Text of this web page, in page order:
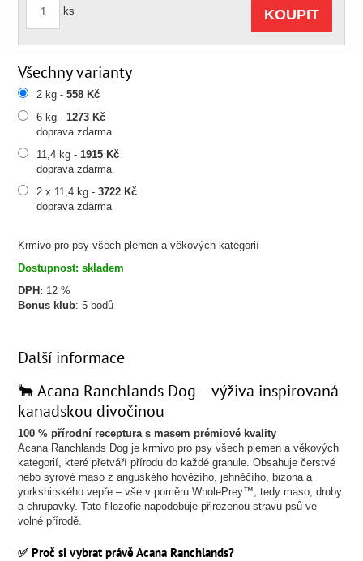
Krmivo pro psy všech plemen a věkových kategorií
Dostupnost: skladem
DPH: 12 %
Bonus klub:5 bodů
ks KOUPIT
Všechny varianty
2 kg -558 Kč
6 kg -1273 Kč
doprava zdarma
11,4 kg -1915 Kč
doprava zdarma
2 x 11,4 kg -3722 Kč
doprava zdarma
Další informace
🐂 Acana Ranchlands Dog – výživa inspirovaná
kanadskou divočinou
100 % přírodní receptura s masem prémiové kvality
Acana Ranchlands Dog je krmivo pro psy všech plemen a věkových
kategorií, které přetváří přírodu do každé granule. Obsahuje čerstvé
nebo syrové maso z anguského hovězího, jehněčího, bizona a
yorkshirského vepře – vše v poměru WholePrey™, tedy maso, droby
a chrupavky. Tato filozofie napodobuje přirozenou stravu psů ve
volné přírodě.
✅ Proč si vybrat právě Acana Ranchlands?